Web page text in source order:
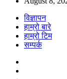
विज्ञापन
हाम्रो बारे
हाम्रो टिम
सम्पर्क